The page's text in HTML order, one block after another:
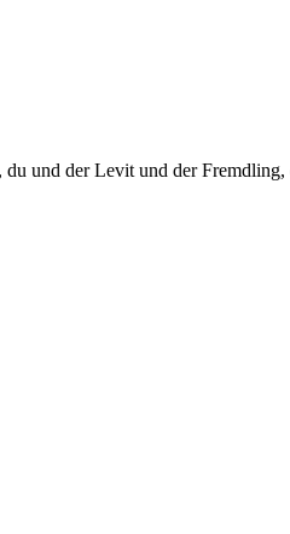
und der Levit und der Fremdling,